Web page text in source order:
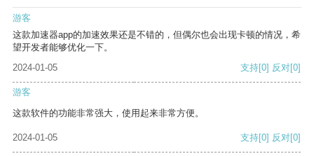
游客
这款加速器app的加速效果还是不错的，但偶尔也会出现卡顿的情况，希
望开发者能够优化一下。
2024-01-05
支持[0] 反对[0]
游客
这款软件的功能非常强大，使用起来非常方便。
2024-01-05 支持[0] 反对[0]